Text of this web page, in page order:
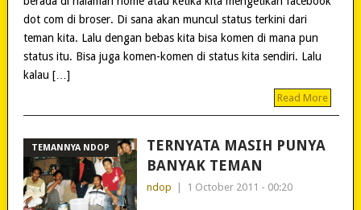
dot com di broser. Di sana akan muncul status terkini dari
teman kita. Lalu dengan bebas kita bisa komen di mana pun
status itu. Bisa juga komen-komen di status kita sendiri. Lalu
kalau […]
Read More
TEMANNYA NDOP
TERNYATA MASIH PUNYA
BANYAK TEMAN
ndop 1 October 2011 - 00:20